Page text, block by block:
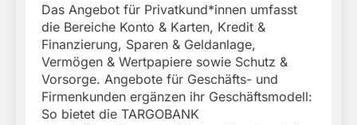
Das Angebot für Privatkund*innen umfasst
die Bereiche Konto & Karten, Kredit &
Finanzierung, Sparen & Geldanlage,
Vermögen & Wertpapiere sowie Schutz &
Vorsorge. Angebote für Geschäfts- und
Firmenkunden ergänzen ihr Geschäftsmodell:
So bietet die TARGOBANK